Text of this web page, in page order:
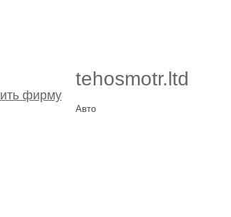
фирму
tehosmotr.ltd
Авто